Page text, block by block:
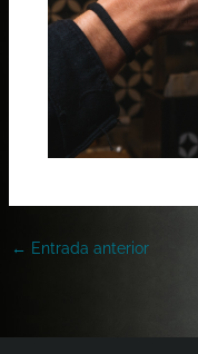
← Entrada anterior